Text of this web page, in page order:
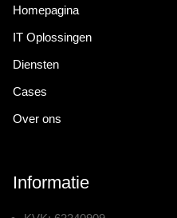
Homepagina
IT Oplossingen
Diensten
Cases
Over ons
Informatie